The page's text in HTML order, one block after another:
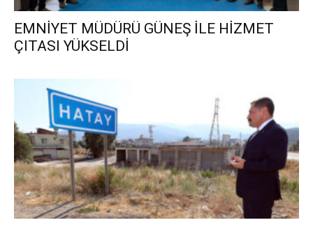
EMNİYET MÜDÜRÜ GÜNEŞ İLE HİZMET
ÇITASI YÜKSELDİ